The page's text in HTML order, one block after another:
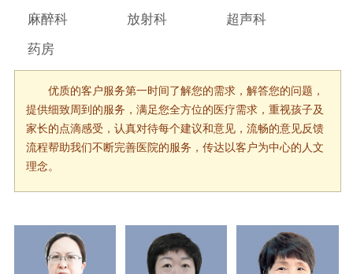
麻醉科
放射科
超声科
药房
优质的客户服务第一时间了解您的需求，解答您的问题，
提供细致周到的服务，满足您全方位的医疗需求，重视孩子及
家长的点滴感受，认真对待每个建议和意见，流畅的意见反馈
流程帮助我们不断完善医院的服务，传达以客户为中心的人文
理念。